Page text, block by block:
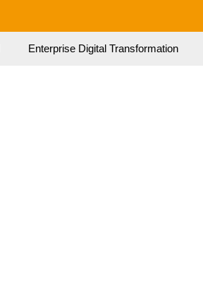
Enterprise Digital Transformation